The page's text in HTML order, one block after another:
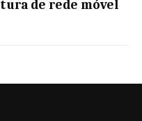
de rede móvel